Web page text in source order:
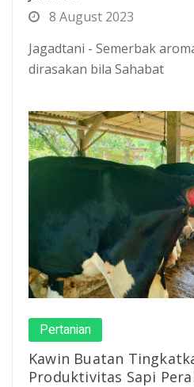
8 August 2023
Jagadtani - Semerbak
dirasakan bila Sahabat
Pertanian
Kawin Buatan
Produktivitas Sapi